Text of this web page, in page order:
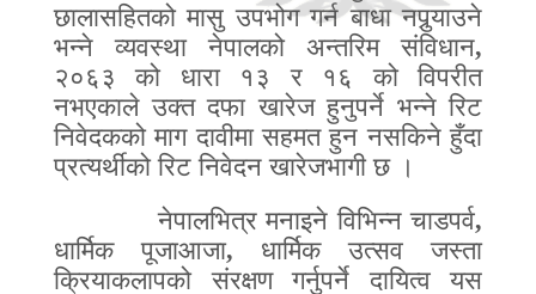
छालासहितको मासु उपभोग गर्न बाधा नपुर्‍याउने
भन्ने व्यवस्था नेपालको अन्तरिम संविधान,
२०६३ को धारा १३ र १६ को विपरीत
नभएकाले उक्त दफा खारेज हुनुपर्ने भन्ने रिट
निवेदकको माग दावीमा सहमत हुन नसकिने हुँदा
प्रत्यर्थीको रिट निवेदन खारेजभागी छ ।
नेपालभित्र मनाइने विभिन्न चाडपर्व,
धार्मिक पूजाआजा, धार्मिक उत्सव जस्ता
क्रियाकलापको संरक्षण गर्नुपर्ने दायित्व यस